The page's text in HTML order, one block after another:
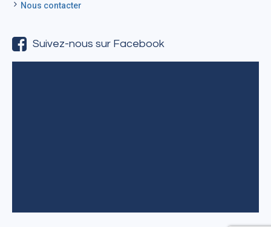
Nous contacter
Suivez-nous sur Facebook